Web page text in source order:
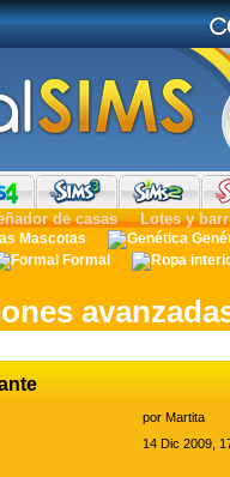
de casas Lotes y
Mascotas
Formal
por Martita
14 Dic 2009,